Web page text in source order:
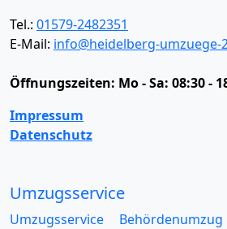
Tel.: 01579-2482351
E-Mail: info@heidelberg-umzuege-
Öffnungszeiten: Mo - Sa: 08:30 -
Impressum
Datenschutz
Umzugsservice
Umzugsservice Behördenumzug